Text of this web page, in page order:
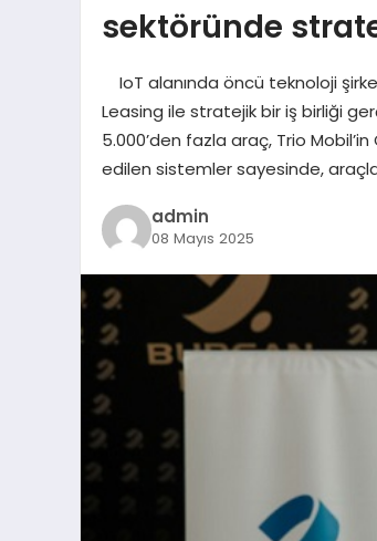
sektöründe
IoT alanında öncü teknoloji
Leasing ile stratejik bir iş birliği
5.000’den fazla araç, Trio
edilen sistemler sayesinde,
admin
08 Mayıs 2025